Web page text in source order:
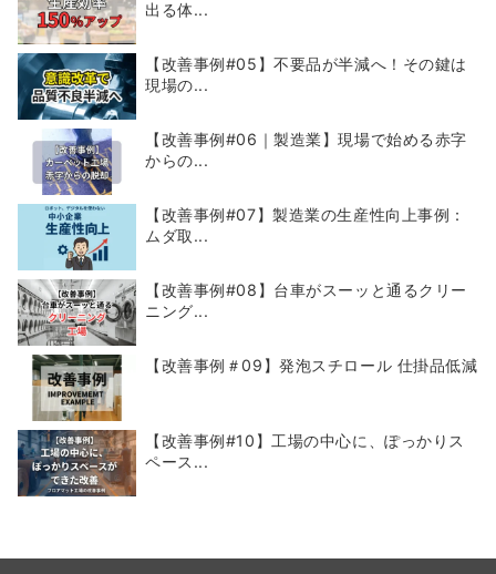
出る体...
【改善事例#05】不要品が半減へ！その鍵は
現場の...
【改善事例#06｜製造業】現場で始める赤字
からの...
【改善事例#07】製造業の生産性向上事例：
ムダ取...
【改善事例#08】台車がスーッと通るクリー
ニング...
【改善事例＃09】発泡スチロール 仕掛品低減
【改善事例#10】工場の中心に、ぽっかりス
ペース...